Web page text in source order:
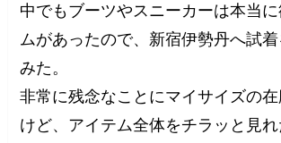
中でもブーツやスニーカーは本当
ムがあったので、新宿伊勢丹へ試
みた。
非常に残念なことにマイサイズの
けど、アイテム全体をチラッと見